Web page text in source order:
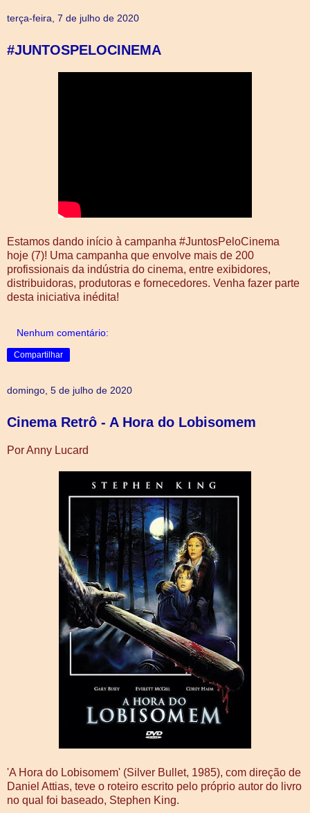
terça-feira, 7 de julho de 2020
#JUNTOSPELOCINEMA
Estamos dando início à campanha #JuntosPeloCinema
hoje (7)! Uma campanha que envolve mais de 200
profissionais da indústria do cinema, entre exibidores,
distribuidoras, produtoras e fornecedores. Venha fazer parte
desta iniciativa inédita!
Nenhum comentário:
Compartilhar
domingo, 5 de julho de 2020
Cinema Retrô - A Hora do Lobisomem
Por Anny Lucard
'A Hora do Lobisomem' (Silver Bullet, 1985), com direção de
Daniel Attias, teve o roteiro escrito pelo próprio autor do livro
no qual foi baseado, Stephen King.